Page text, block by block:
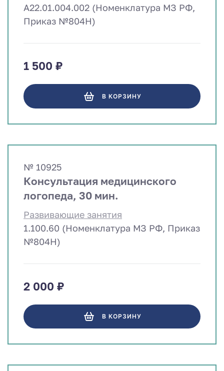
A22.01.004.002 (Номенклатура МЗ РФ,
Приказ №804Н)
1 500 ₽
В КОРЗИНУ
№ 10925
Консультация медицинского
логопеда, 30 мин.
Развивающие занятия
1.100.60 (Номенклатура МЗ РФ, Приказ
№804Н)
2 000 ₽
В КОРЗИНУ